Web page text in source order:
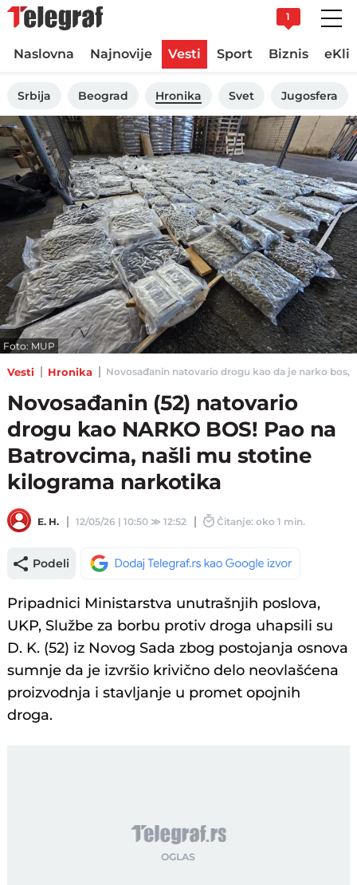
1
Naslovna Najnovije Vesti Sport Biznis
Srbija Beograd Hronika Svet Jugosfera
Foto: MUP
Vesti Hronika Novosađanin natovario drogu kao da je narko bos,
Novosađanin (52) natovario
drogu kao NARKO BOS! Pao na
Batrovcima, našli mu stotine
kilograma narkotika
E. H. 12/05/26 | 10:50 ≫12:52 Čitanje: oko 1 min.
Podeli
Pripadnici Ministarstva unutrašnjih poslova,
UKP, Službe za borbu protiv droga uhapsili su
D. K. (52) iz Novog Sada zbog postojanja osnova
sumnje da je izvršio krivično delo neovlašćena
proizvodnja i stavljanje u promet opojnih
droga.